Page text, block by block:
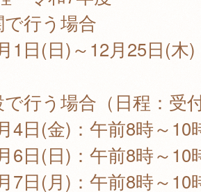
行う場合
1日(日)～12月25日(木)
行う場合（日程：受
4日(金)：午前8時～10
6日(日)：午前8時～10
7日(月)：午前8時～